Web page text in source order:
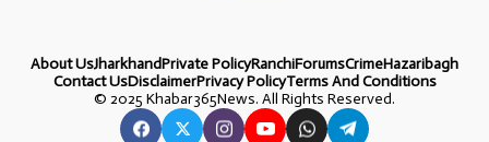
About UsJharkhandPrivate PolicyRanchiForumsCrimeHazaribagh
Contact UsDisclaimerPrivacy PolicyTerms And Conditions
© 2025 Khabar365News. All Rights Reserved.